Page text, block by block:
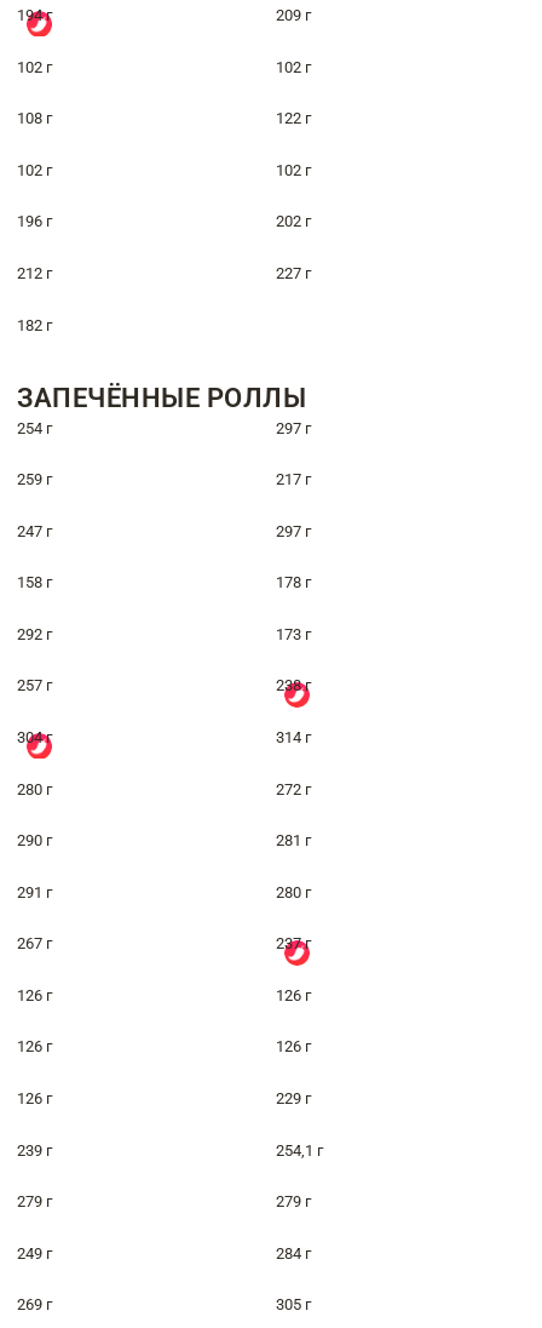
194 г 209 г
102 г 102 г
108 г 122 г
102 г 102 г
196 г 202 г
212 г 227 г
182 г
ЗАПЕЧЁННЫЕ РОЛЛЫ
254 г 297 г
259 г 217 г
247 г 297 г
158 г 178 г
292 г 173 г
257 г 238 г
304 г 314 г
280 г 272 г
290 г 281 г
291 г 280 г
267 г 237 г
126 г 126 г
126 г 126 г
126 г 229 г
239 г 254,1 г
279 г 279 г
249 г 284 г
269 г 305 г